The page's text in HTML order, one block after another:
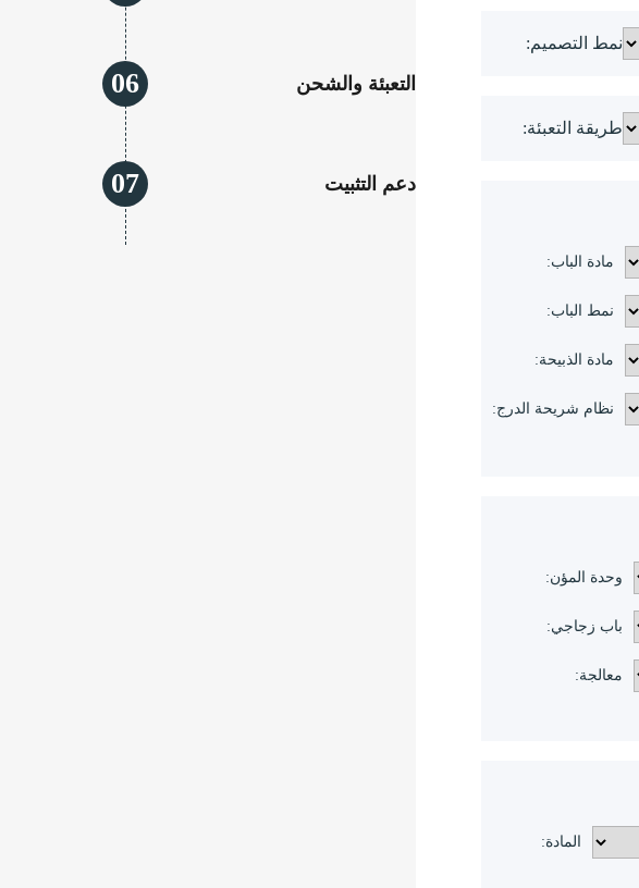
06 التعبئة والشحن
07 دعم التثبيت
نمط التصميم:
طريقة التعبئة:
مادة الباب:
نمط الباب:
مادة الذبيحة:
نظام شريحة الدرج:
وحدة المؤن:
باب زجاجي:
معالجة:
المادة: